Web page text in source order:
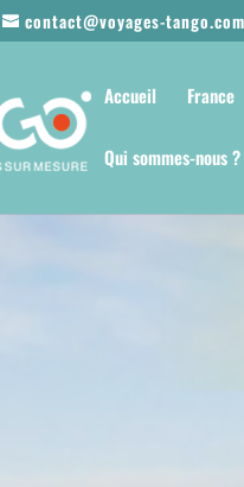
contact@voyages-tango.com
Accueil France
Qui sommes-nous ?